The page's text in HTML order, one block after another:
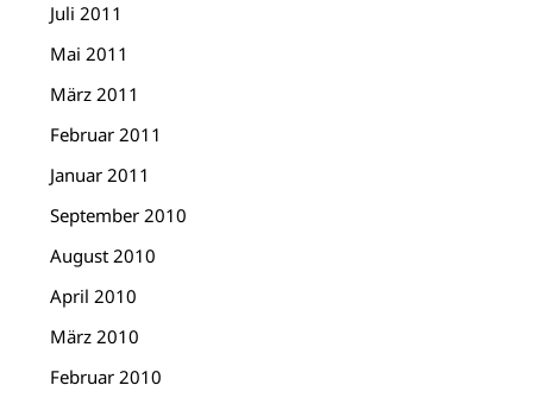
Juli 2011
Mai 2011
März 2011
Februar 2011
Januar 2011
September 2010
August 2010
April 2010
März 2010
Februar 2010